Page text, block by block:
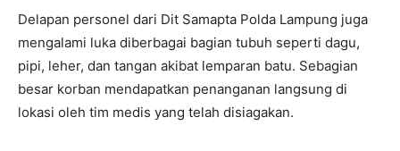
Delapan personel dari Dit Samapta Polda Lampung juga
mengalami luka diberbagai bagian tubuh seperti dagu,
pipi, leher, dan tangan akibat lemparan batu. Sebagian
besar korban mendapatkan penanganan langsung di
lokasi oleh tim medis yang telah disiagakan.